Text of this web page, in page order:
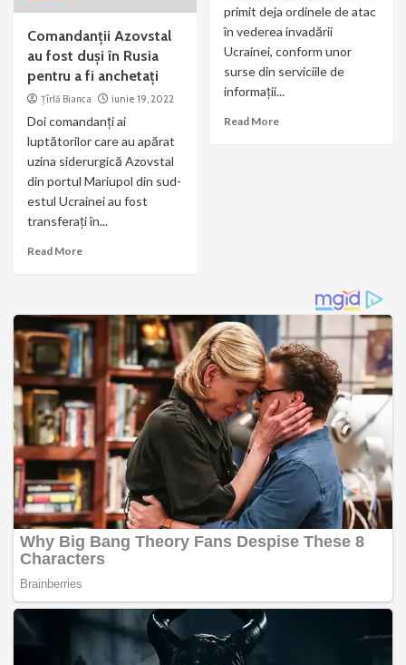
Comandanţii Azovstal
au fost duşi în Rusia
pentru a fi anchetaţi
Țîrlă Bianca iunie 19, 2022
Doi comandanţi ai
luptătorilor care au apărat
uzina siderurgică Azovstal
din portul Mariupol din sud-
estul Ucrainei au fost
transferaţi în...
Read More
primit deja ordinele de atac
în vederea invadării
Ucrainei, conform unor
surse din serviciile de
informaţii...
Read More